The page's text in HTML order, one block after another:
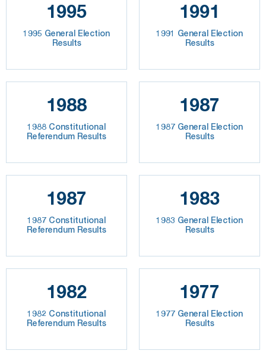
1995
1995 General Election
Results
1991
1991 General Election
Results
1988
1988 Constitutional
Referendum Results
1987
1987 General Election
Results
1987
1987 Constitutional
Referendum Results
1983
1983 General Election
Results
1982
1982 Constitutional
Referendum Results
1977
1977 General Election
Results